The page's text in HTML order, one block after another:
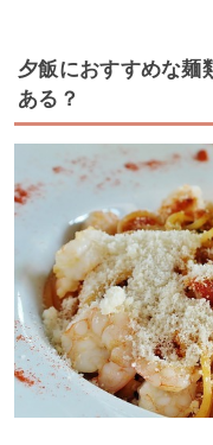
夕飯におすすめな麺
ある？